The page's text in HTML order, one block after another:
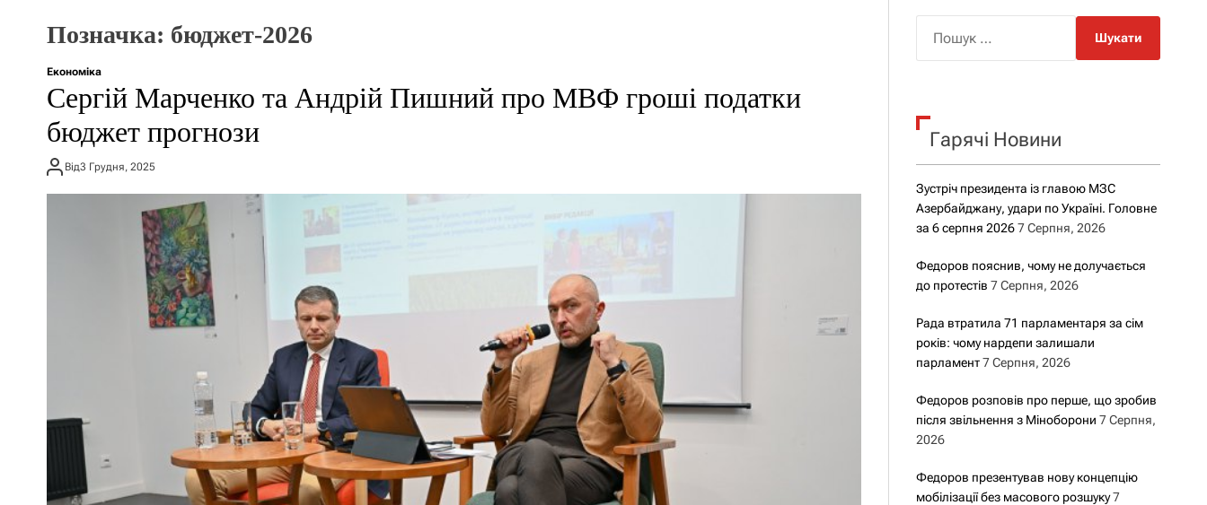
р
о
у
Позначка: бюджет-2026
Економіка
Сергій Марченко та Андрій Пишний про МВФ гроші податки
бюджет прогнози
Від3 Грудня, 2025
к
Гарячі Новини
Зустріч президента із главою МЗС
Азербайджану, удари по Україні. Головне
за 6 серпня 2026 7 Серпня, 2026
Федоров пояснив, чому не долучається
до протестів 7 Серпня, 2026
Рада втратила 71 парламентаря за сім
років: чому нардепи залишали
парламент 7 Серпня, 2026
Федоров розповів про перше, що зробив
після звільнення з Міноборони 7 Серпня,
2026
Федоров презентував нову концепцію
мобілізації без масового розшуку 7